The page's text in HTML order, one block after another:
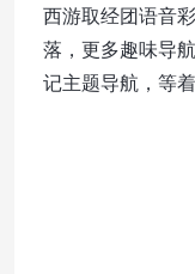
西游取经团语音
落，更多趣味导
记主题导航，等